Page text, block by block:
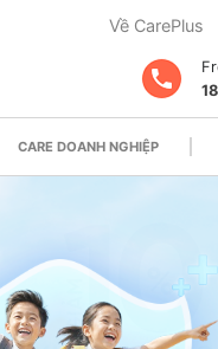
Về CarePlus
CARE DOANH NGHIỆP